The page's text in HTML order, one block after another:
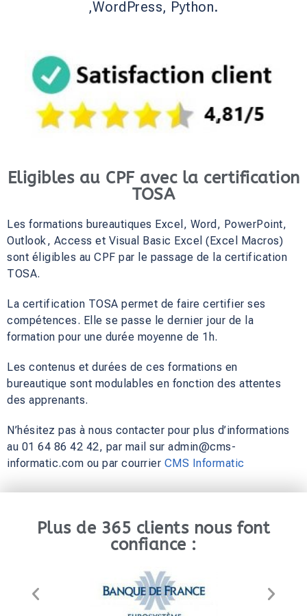
,WordPress, Python.
Eligibles au CPF avec la certification
TOSA
Les formations bureautiques Excel, Word, PowerPoint,
Outlook, Access et Visual Basic Excel (Excel Macros)
sont éligibles au CPF par le passage de la certification
TOSA.
La certification TOSA permet de faire certifier ses
compétences. Elle se passe le dernier jour de la
formation pour une durée moyenne de 1h.
Les contenus et durées de ces formations en
bureautique sont modulables en fonction des attentes
des apprenants.
N’hésitez pas à nous contacter pour plus d’informations
au 01 64 86 42 42, par mail sur admin@cms-
informatic.com ou par courrier CMS Informatic
Plus de 365 clients nous font
confiance :